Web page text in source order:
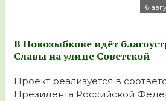
6
В Новозыбкове идёт
Славы на улице Советской
Проект реализуется в
Президента Российской